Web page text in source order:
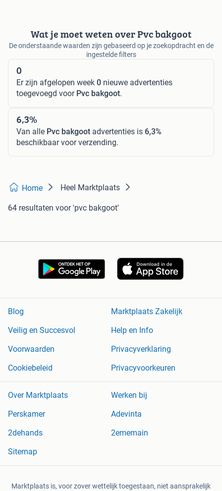
Wat je moet weten over Pvc bakgoot
De onderstaande waarden zijn gebaseerd op je zoekopdracht en de
ingestelde filters
0
Er zijn afgelopen week 0 nieuwe advertenties
toegevoegd voor Pvc bakgoot.
6,3%
Van alle Pvc bakgoot advertenties is 6,3%
beschikbaar voor verzending.
Home Heel Marktplaats
64 resultaten voor 'pvc bakgoot'
Blog
Marktplaats Zakelijk
Veilig en Succesvol
Help en Info
Voorwaarden
Privacyverklaring
Cookiebeleid
Privacyvoorkeuren
Over Marktplaats
Werken bij
Perskamer
Adevinta
2dehands
2ememain
Sitemap
Marktplaats is, voor zover wettelijk toegestaan, niet aansprakelijk